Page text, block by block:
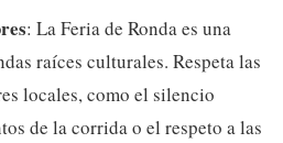
: La Feria de Ronda es una
raíces culturales. Respeta las
locales, como el silencio
de la corrida o el respeto a las